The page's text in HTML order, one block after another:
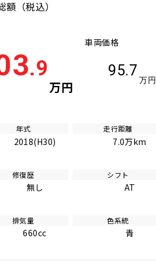
額 （税込）
.9
万円
車両価格
95.7
万円
年式
2018(H30)
走行距離
7.0万km
修復歴
無し
シフト
AT
排気量
660cc
色系統
青